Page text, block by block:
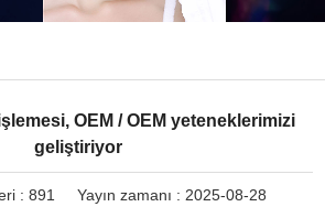
OEM / OEM yeteneklerimizi
geliştiriyor
: 891 Yayın zamanı : 2025-08-28